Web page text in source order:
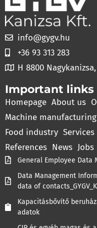
info@gygv.hu
+36 93 313 283
H 8800
Important links
Homepage About us
Machine manufacturing
Food industry Services
References News Jobs
General Employee Data
Data Management
data of
Kapacitásbővítő
adatok